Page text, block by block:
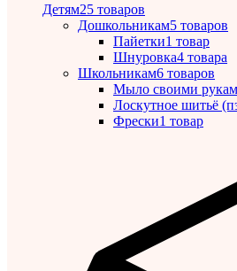
Детям25 товаров
Дошкольникам5 товаров
Пайетки1 товар
Шнуровка4 товара
Школьникам6 товаров
Мыло своими
Лоскутное шитьё
Фрески1 товар